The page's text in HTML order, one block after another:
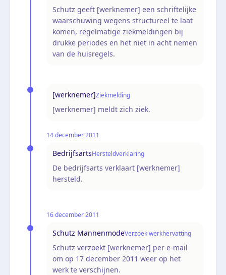
Schutz geeft [werknemer] een schriftelijke
waarschuwing wegens structureel te laat
komen, regelmatige ziekmeldingen bij
drukke periodes en het niet in acht nemen
van de huisregels.
[werknemer]Ziekmelding
[werknemer] meldt zich ziek.
14 december 2011
BedrijfsartsHersteldverklaring
De bedrijfsarts verklaart [werknemer]
hersteld.
16 december 2011
Schutz MannenmodeVerzoek werkhervatting
Schutz verzoekt [werknemer] per e-mail
om op 17 december 2011 weer op het
werk te verschijnen.